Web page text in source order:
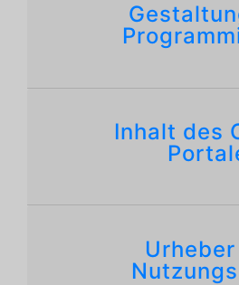
Inhalt des